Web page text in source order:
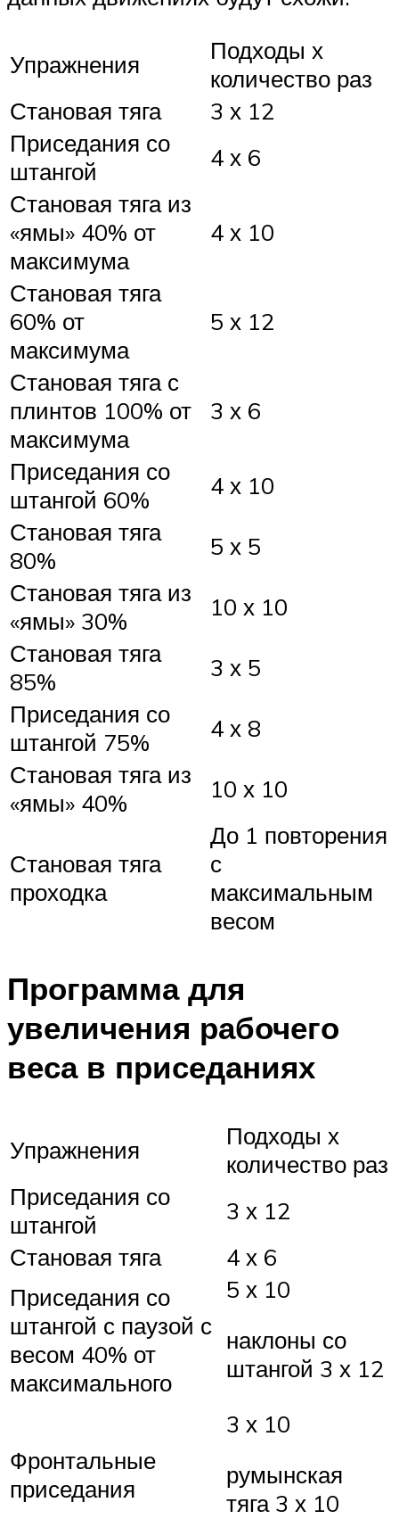
Упражнения
Подходы х
количество раз
Становая тяга
3 х 12
Приседания со
штангой
4 х 6
Становая тяга из
«ямы» 40% от
максимума
4 х 10
Становая тяга
60% от
максимума
5 х 12
Становая тяга с
плинтов 100% от
максимума
3 х 6
Приседания со
штангой 60%
4 х 10
Становая тяга
80%
5 х 5
Становая тяга из
«ямы» 30%
10 х 10
Становая тяга
85%
3 х 5
Приседания со
штангой 75%
4 х 8
Становая тяга из
«ямы» 40%
10 х 10
Становая тяга
проходка
До 1 повторения
с
максимальным
весом
Программа для
увеличения рабочего
веса в приседаниях
Упражнения
Подходы х
количество раз
Приседания со
штангой
3 х 12
Становая тяга
4 х 6
Приседания со
штангой с паузой с
весом 40% от
максимального
5 х 10
наклоны со
штангой 3 х 12
Фронтальные
приседания
3 х 10
румынская
тяга 3 х 10